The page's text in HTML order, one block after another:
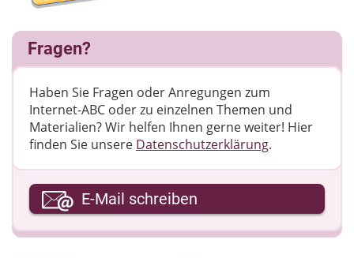
Fragen?
Haben Sie Fragen oder Anregungen zum
Internet-ABC oder zu einzelnen Themen und
Materialien? Wir helfen Ihnen gerne weiter! ​Hier
finden Sie unsere Datenschutzerklärung.
Ihre E-Mail-Adresse
E-Mail schreiben